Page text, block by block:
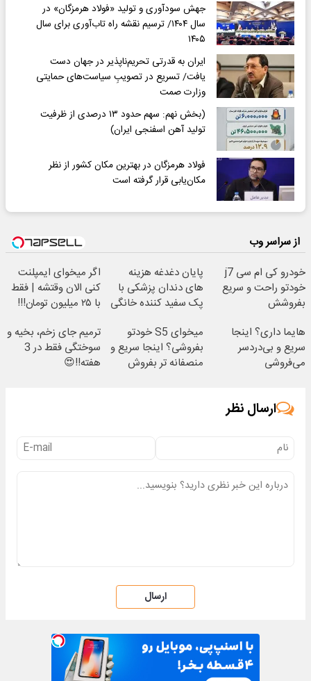
جهش سودآوری و تولید «فولاد هرمزگان» در
سال ۱۴۰۴/ ترسیم نقشه راه تاب‌آوری برای سال
۱۴۰۵
ایران به قدرتی تحریم‌ناپذیر در جهان دست
یافت/ تسریع در تصویبِ سیاست‌های حمایتی
وزارت صمت
(بخش نهم: سهم حدود ۱۳ درصدی از ظرفیت
تولید آهن اسفنجی ایران)
فولاد هرمزگان در بهترین مکان کشور از نظر
مکان‌یابی قرار گرفته است
از سراسر وب
خودرو کی ام سی j7
خودتو راحت و سریع
بفروشش
پایان دغدغه هزینه
های دندان پزشکی با
پک سفید کننده خانگی
اگر میخوای ایمپلنت
کنی الان وقتشه | فقط
با ۲۵ میلیون تومان!!!
هایما داری؟ اینجا
سریع و بی‌دردسر
می‌فروشی
میخوای S5 خودتو
بفروشی؟ اینجا سریع و
منصفانه تر بفروش
ترمیم جای زخم، بخیه و
سوختگی فقط در 3
هفته!!😍
ارسال نظر
ارسال